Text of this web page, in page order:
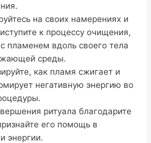
на своих намерениях и
к процессу очищения,
пламенем вдоль своего тела
среды.
как пламя сжигает и
негативную энергию во
ритуала благодарите
его помощь в
энергии.